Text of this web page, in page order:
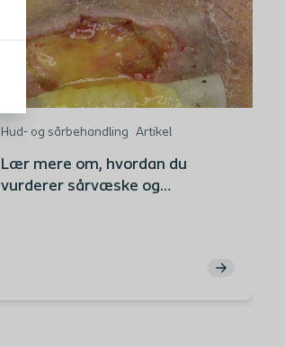
Hud- og sårbehandling Artikel
Lær mere om, hvordan du
vurderer sårvæske og